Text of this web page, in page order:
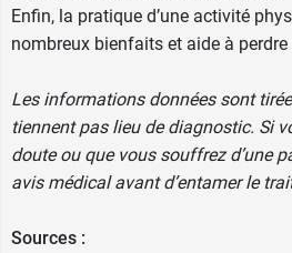
Enfin, la pratique d’une activité
nombreux bienfaits et aide à
Les informations données sont
tiennent pas lieu de diagnostic. Si
doute ou que vous souffrez d’une
avis médical avant d’entamer le
Sources :